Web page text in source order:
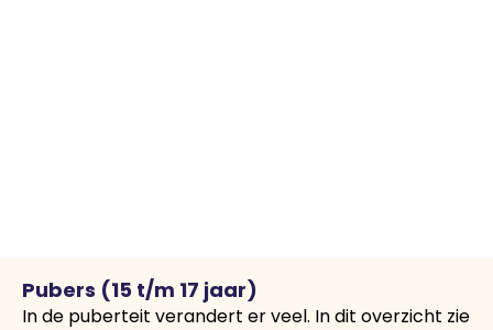
Pubers (15 t/m 17 jaar)
In de puberteit verandert er veel. In dit overzicht zie